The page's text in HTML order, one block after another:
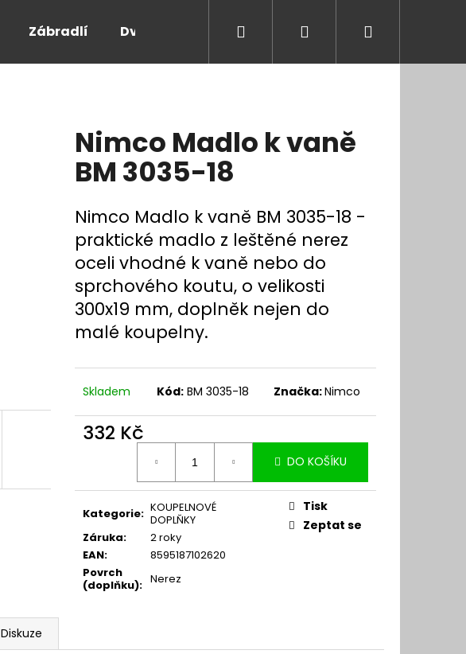
Zábradlí Dveře a zárubně Kontakt Blog
Přihlášení
Nimco Madlo k vaně
BM 3035-18
Nimco Madlo k vaně BM 3035-18 -
praktické madlo z leštěné nerez
oceli vhodné k vaně nebo do
sprchového koutu, o velikosti
300x19 mm, doplněk nejen do
malé koupelny.
Skladem Kód: BM 3035-18 Značka:Nimco
332 Kč
DO KOŠÍKU
Kategorie: KOUPELNOVÉ
DOPLŇKY
Záruka:
2 roky
EAN:
8595187102620
Povrch
(doplňku): Nerez
Tisk
Zeptat se
Diskuze